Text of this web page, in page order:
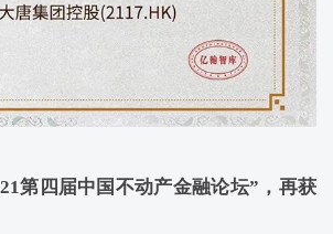
第四届中国不动产金融论坛”，再获